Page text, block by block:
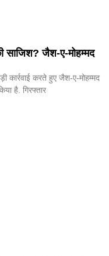
साजिश? जैश-ए-मोहम्मद
कार्रवाई करते हुए जैश-ए-मोहम्मद
है. गिरफ्तार